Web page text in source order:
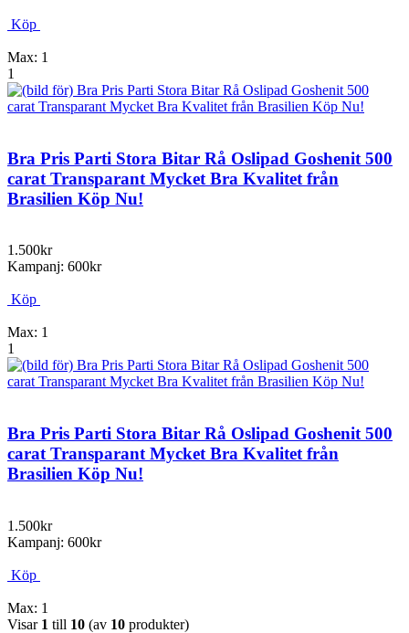
Köp
Max: 1
1
Bra Pris Parti Stora Bitar Rå Oslipad Goshenit 500
carat Transparant Mycket Bra Kvalitet från
Brasilien Köp Nu!
1.500kr
Kampanj: 600kr
Köp
Max: 1
1
Bra Pris Parti Stora Bitar Rå Oslipad Goshenit 500
carat Transparant Mycket Bra Kvalitet från
Brasilien Köp Nu!
1.500kr
Kampanj: 600kr
Köp
Max: 1
Visar 1 till 10 (av 10 produkter)